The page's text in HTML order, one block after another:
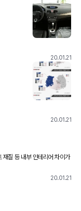
20.01.21
20.01.21
20.01.21